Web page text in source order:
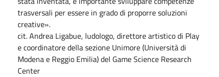
trasversali per essere in grado di proporre soluzioni
creative».
cit. Andrea Ligabue, ludologo, direttore artistico di Play
e coordinatore della sezione Unimore (Università di
Modena e Reggio Emilia) del Game Science Research
Center